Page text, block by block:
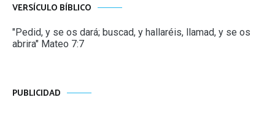
VERSÍCULO BÍBLICO
"Pedid, y se os dará; buscad, y hallaréis, llamad, y se os
abrira" Mateo 7:7
PUBLICIDAD